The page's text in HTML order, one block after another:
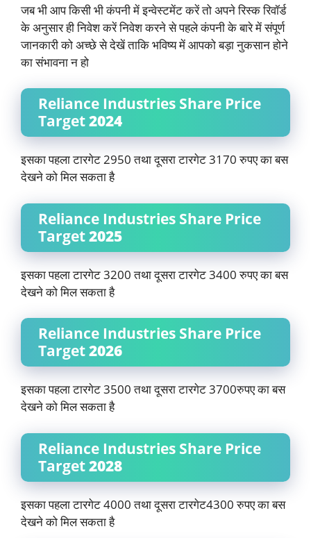
जब भी आप किसी भी कंपनी में इन्वेस्टमेंट करें तो अपने रिस्क रिवॉर्ड
के अनुसार ही निवेश करें निवेश करने से पहले कंपनी के बारे में संपूर्ण
जानकारी को अच्छे से देखें ताकि भविष्य में आपको बड़ा नुकसान होने
का संभावना न हो
Reliance Industries Share Price
Target2024
इसका पहला टारगेट 2950 तथा दूसरा टारगेट 3170 रुपए का बस
देखने को मिल सकता है
Reliance Industries Share Price
Target2025
इसका पहला टारगेट 3200 तथा दूसरा टारगेट 3400 रुपए का बस
देखने को मिल सकता है
Reliance Industries Share Price
Target2026
इसका पहला टारगेट 3500 तथा दूसरा टारगेट 3700रुपए का बस
देखने को मिल सकता है
Reliance Industries Share Price
Target2028
इसका पहला टारगेट 4000 तथा दूसरा टारगेट4300 रुपए का बस
देखने को मिल सकता है